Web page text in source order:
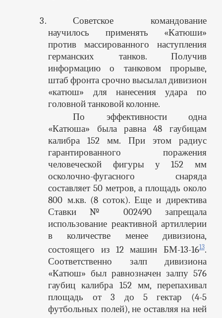
Советское командование
научилось применять «Катюши»
против массированного наступления
германских танков. Получив
информацию о танковом прорыве,
штаб фронта срочно высылал дивизион
«катюш» для нанесения удара по
головной танковой колонне.
По эффективности одна
«Катюша» была равна 48 гаубицам
калибра 152 мм. При этом радиус
гарантированного поражения
человеческой фигуры у 152 мм
осколочно-фугасного снаряда
составляет 50 метров, а площадь около
800 м.кв. (8 соток). Еще и директива
Ставки № 002490 запрещала
использование реактивной артиллерии
в количестве менее дивизиона,
состоящего из 12 машин БМ-13-1613.
Соответственно залп дивизиона
«Катюш» был равнозначен залпу 576
гаубиц калибра 152 мм, перепахивал
площадь от 3 до 5 гектар (4-5
футбольных полей), не оставляя на ней